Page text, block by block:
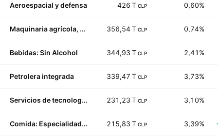
Aeroespacial y defensa 426 T CLP 0,60%
Maquinaria agrícola, de construcción y camiones 356,54 T CLP 0,74%
Bebidas: Sin Alcohol 344,93 T CLP 2,41%
Petrolera integrada 339,47 T CLP 3,73%
Servicios de tecnología de la información 231,23 T CLP 3,10%
Comida: Especialidades y dulces 215,83 T CLP 3,39%